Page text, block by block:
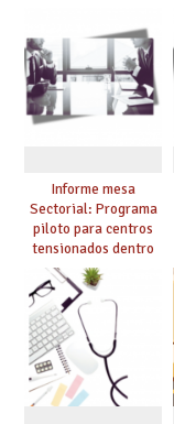
de manera
telemática, sin exigir
presencialidad en el
centro
Informe mesa
Sectorial: Programa
piloto para centros
tensionados dentro
del marco del
Acuerdo de Mejoras y
evaluación del curso
25/26